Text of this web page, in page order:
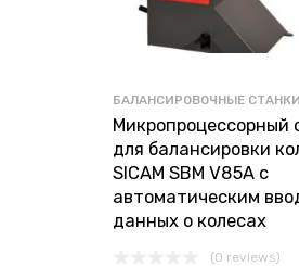
БАЛАНСИРОВОЧНЫЕ СТАНКИ
Микропроцессорный
для балансировки
SICAM SBM V85A с
автоматическим
данных о колесах
(0 reviews)